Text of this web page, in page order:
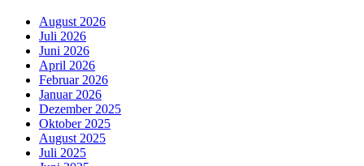
August 2026
Juli 2026
Juni 2026
April 2026
Februar 2026
Januar 2026
Dezember 2025
Oktober 2025
August 2025
Juli 2025